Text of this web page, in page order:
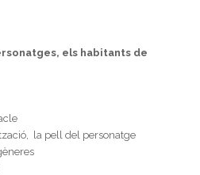
els habitants de
la pell del personatge